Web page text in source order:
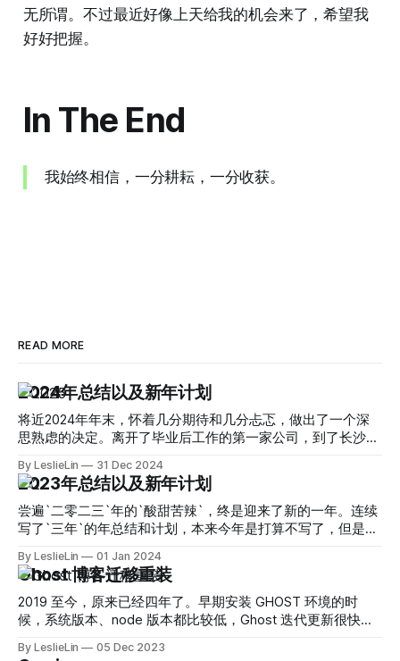
无所谓。不过最近好像上天给我的机会来了，希望我
好好把握。
In The End
我始终相信，一分耕耘，一分收获。
READ MORE
2024年总结以及新年计划
将近2024年年末，怀着几分期待和几分忐忑，做出了一个深
思熟虑的决定。离开了毕业后工作的第一家公司，到了长沙工
得生活就该这样走走停停，跳出熟悉的舒适圈，去看看不同的
风景。
By LeslieLin 31 Dec 2024
2023年总结以及新年计划
尝遍`二零二三`年的`酸甜苦辣`，终是迎来了新的一年。连续
写了`三年`的年总结和计划，本来今年是打算不写了，但是当
中如画面一般涌现出来，或许年终总结是珍藏记忆最好的方式
吧。
By LeslieLin 01 Jan 2024
Ghost 博客迁移重装
2019 至今，原来已经四年了。早期安装 GHOST 环境的时
候，系统版本、node 版本都比较低，Ghost 迭代更新很快，
法正常编译 node18 的依赖，所以就导致现在升不上去 ghost
By LeslieLin 05 Dec 2023